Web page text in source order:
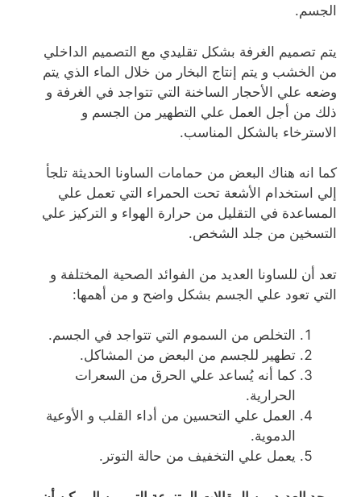
الجسم.
يتم تصميم الغرفة بشكل تقليدي مع التصميم الداخلي
من الخشب و يتم إنتاج البخار من خلال الماء الذي يتم
وضعه علي الأحجار الساخنة التي تتواجد في الغرفة و
ذلك من أجل العمل علي التطهير من الجسم و
الاسترخاء بالشكل المناسب.
كما انه هناك البعض من حمامات الساونا الحديثة تلجأ
إلي استخدام الأشعة تحت الحمراء التي تعمل علي
المساعدة في التقليل من حرارة الهواء و التركيز علي
التسخين من جلد الشخص.
تعد أن للساونا العديد من الفوائد الصحية المختلفة و
التي تعود علي الجسم بشكل واضح و من أهمها:
التخلص من السموم التي تتواجد في الجسم.
تطهير للجسم من البعض من المشاكل.
كما أنه يُساعد علي الحرق من السعرات
الحرارية.
العمل علي التحسين من أداء القلب و الأوعية
الدموية.
يعمل علي التخفيف من حالة التوتر.